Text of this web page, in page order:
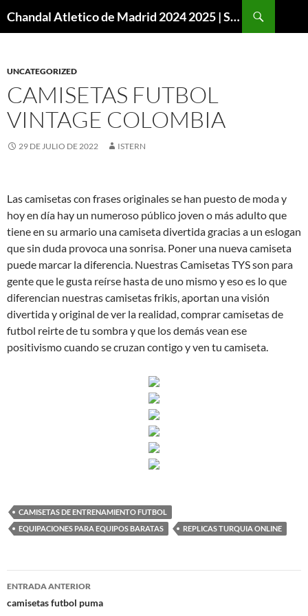
Chandal Atletico de Madrid 2024 2025 | SuperVigo
UNCATEGORIZED
CAMISETAS FUTBOL
VINTAGE COLOMBIA
29 DE JULIO DE 2022 ISTERN
Las camisetas con frases originales se han puesto de moda y
hoy en día hay un numeroso público joven o más adulto que
tiene en su armario una camiseta divertida gracias a un eslogan
que sin duda provoca una sonrisa. Poner una nueva camiseta
puede marcar la diferencia. Nuestras Camisetas TYS son para
gente que le gusta reírse hasta de uno mismo y eso es lo que
diferencian nuestras camisetas frikis, aportan una visión
divertida y original de ver la realidad, comprar camisetas de
futbol reirte de tu sombra y que los demás vean ese
positivismo cuando se cruzan contigo y ven tu camiseta.
CAMISETAS DE ENTRENAMIENTO FUTBOL
EQUIPACIONES PARA EQUIPOS BARATAS
REPLICAS TURQUIA ONLINE
Navegación
de
ENTRADA ANTERIOR
camisetas futbol puma